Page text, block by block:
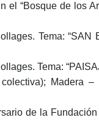
“Bosque de los
Tema: “SAN
Tema:
Madera –
de la